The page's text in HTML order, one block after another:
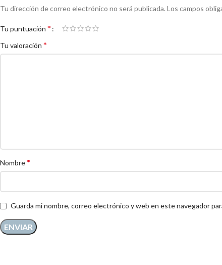
Tu dirección de correo electrónico no será publicada. Los campos
Tu puntuación *
Tu valoración *
Nombre*
Guarda mi nombre, correo electrónico y web en este navegador